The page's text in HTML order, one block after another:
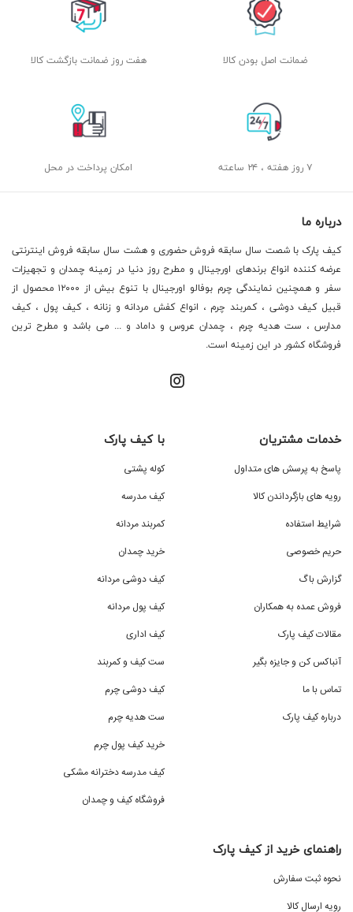
ضمانت اصل بودن کالا هفت روز ضمانت بازگشت کالا
۷ روز هفته ، ۲۴ ساعته امکان پرداخت در محل
درباره ما
کیف پارک با شصت سال سابقه فروش حضوری و هشت سال سابقه فروش اینترنتی
عرضه کننده انواع برندهای اورجینال و مطرح روز دنیا در زمینه چمدان و تجهیزات
سفر و همچنین نمایندگی چرم بوفالو اورجینال با تنوع بیش از ۱۲۰۰۰ محصول از
قبیل کیف دوشی ، کمربند چرم ، انواع کفش مردانه و زنانه ، کیف پول ، کیف
مدارس ، ست هدیه چرم ، چمدان عروس و داماد و ... می باشد و مطرح ترین
فروشگاه کشور در این زمینه است.
خدمات مشتریان
پاسخ به پرسش های متداول
رویه های بازگرداندن کالا
شرایط استفاده
حریم خصوصی
گزارش باگ
فروش عمده به همکاران
مقالات کیف پارک
آنباکس کن و جایزه بگیر
تماس با ما
درباره کیف پارک
با کیف پارک
کوله پشتی
کیف مدرسه
کمربند مردانه
خرید چمدان
کیف دوشی مردانه
کیف پول مردانه
کیف اداری
ست کیف و کمربند
کیف دوشی چرم
ست هدیه چرم
خرید کیف پول چرم
کیف مدرسه دخترانه مشکی
فروشگاه کیف و چمدان
راهنمای خرید از کیف پارک
نحوه ثبت سفارش
رویه ارسال کالا